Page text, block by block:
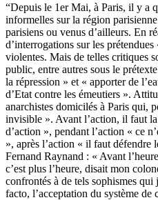
“Depuis le 1er Mai, à Paris, il y a
informelles sur la région
parisiens ou venus d’ailleurs. En
d’interrogations sur les
violentes. Mais de telles critiques
public, entre autres sous le
la répression » et « apporter de
d’Etat contre les émeutiers ».
anarchistes domicilés à Paris qui,
invisible ». Avant l’action, il faut
d’action », pendant l’action « ce
», après l’action « il faut défendre
Fernand Raynand : « Avant
c’est plus l’heure, disait mon
confrontés à de tels sophismes qui
facto, l’acceptation du système de